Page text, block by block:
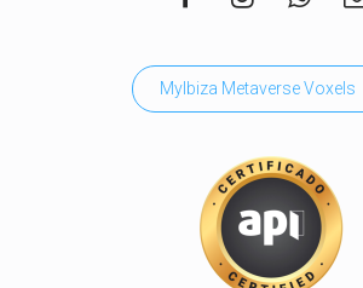
MyIbiza Metaverse Voxels